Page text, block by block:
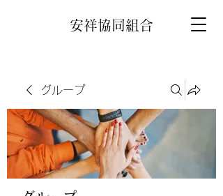
安祥協同組合
グループ